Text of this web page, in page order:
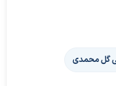
گل محمدی